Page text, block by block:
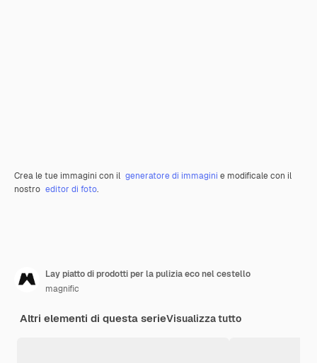
Crea le tue immagini con il generatore di immagini e modificale con il
nostro editor di foto.
Lay piatto di prodotti per la pulizia eco nel cestello
magnific
Altri elementi di questa serieVisualizza tutto